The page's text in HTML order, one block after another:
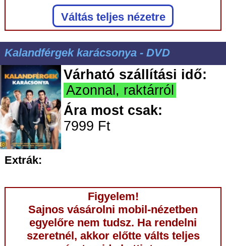
Váltás teljes nézetre
Kalandférgek karácsonya - DVD
Várható szállítási idő:
Azonnal, raktárról
Ára most csak:
7999 Ft
Extrák:
Figyelem!
Sajnos vásárolni mobil-nézetben
egyelőre nem tudsz. Ha rendelni
szeretnél, akkor előtte válts teljes